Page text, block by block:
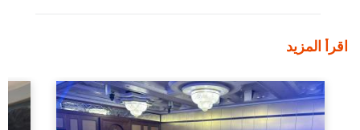
اقرأ المزيد